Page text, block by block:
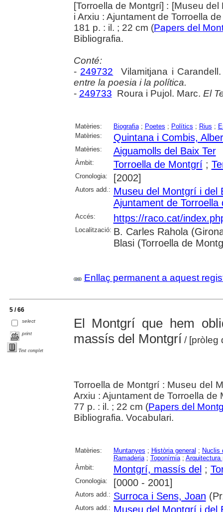
[Torroella de Montgrí] : [Museu
i Arxiu : Ajuntament de Torroella
181 p. : il. ; 22 cm (Papers del
Bibliografia.
Conté:
- 249732 Vilamitjana i
entre la poesia i la política.
- 249733 Roura i Pujol. Marc. El
Matèries: Biografia; Poetes ; Polítics ; Rius ;
Matèries:
Quintana i Combis,
Matèries: Aiguamolls del Baix Ter
Àmbit: Torroella de Montgrí;
Cronologia: [2002]
Autors add.: Museu del Montgrí i del
Ajuntament de Torroella
Accés: https://raco.cat/
Localització: B. Carles Rahola
Blasi (Torroella de
Enllaç permanent a aquest
5 / 66
select
print
Text complet
El Montgrí que hem
massís del Montgrí / [pròleg
Torroella de Montgrí : Museu del
Arxiu : Ajuntament de Torroella de
77 p. : il. ; 22 cm (Papers del
Bibliografia. Vocabulari.
Matèries: Muntanyes ; Història general ; Nuclis
Ramaderia; Toponímia; Arquitectura
Àmbit:
Montgrí, massís del ;
Cronologia: [0000 - 2001]
Autors add.: Surroca i Sens, Joan
Autors add.: Museu del Montgrí i del